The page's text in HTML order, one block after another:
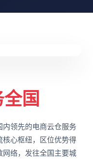
国
内领先的电商云仓服务
心枢纽，区位优势得
络，发往全国主要城